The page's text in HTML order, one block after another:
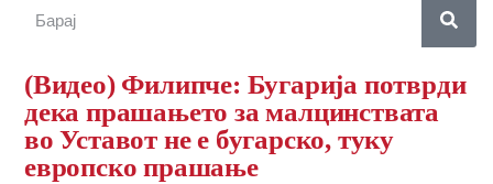
(Видео) Филипче: Бугарија потврди
дека прашањето за малцинствата
во Уставот не е бугарско, туку
европско прашање